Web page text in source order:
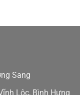
Sang
Lộc, Bình Hưng